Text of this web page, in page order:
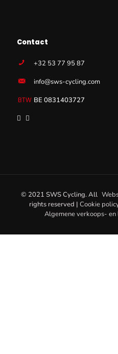
Contact
+32 53 77 95 87
info@sws-cycling.com
BE 0831403727
© 2021 SWS Cycling. All
rights reserved | Cookie
Algemene verkoops-